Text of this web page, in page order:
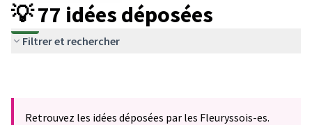
💡 77 idées déposées
Filtrer et rechercher
Retrouvez les idées déposées par les Fleuryssois-es.